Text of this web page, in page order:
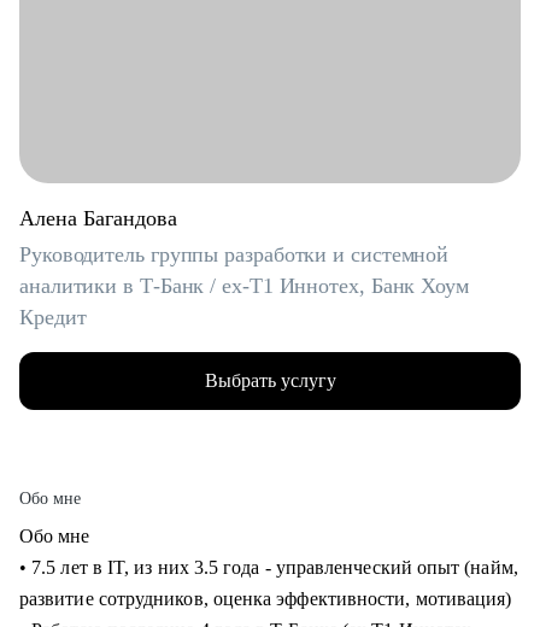
Алена Багандова
Руководитель группы разработки и системной
аналитики в Т-Банк / ex-T1 Иннотех, Банк Хоум
Кредит
Выбрать услугу
Обо мне
Обо мне
• 7.5 лет в IT, из них 3.5 года - управленческий опыт (найм,
развитие сотрудников, оценка эффективности, мотивация)